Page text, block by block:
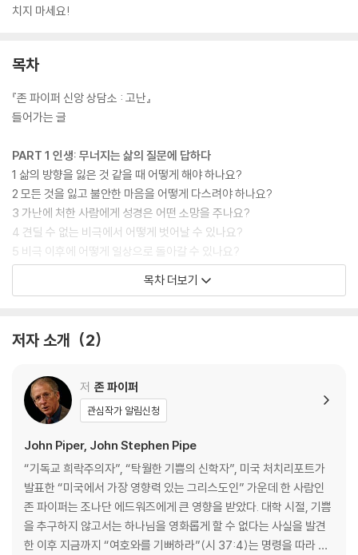
치지 마세요!
목차
『존 파이퍼 신앙 상담소 : 고난』
들어가는 글
PART 1 인생: 무너지는 삶의 질문에 답하다
1 삶의 방향을 잃은 것 같을 때 어떻게 해야 하나요?
2 모든 것을 잃고 불안한 마음을 어떻게 다스려야 하나요?
3 가난에 처한 사람에게 성경은 어떤 소망을 주나요?
4 견딜 수 없는 비극에서 어떻게 벗어날 수 있나요?
5 비극 이후에 어떻게 일상으로 돌아갈 수 있나요?
6 고난 속 하나님이 저를 실망시키실 때 어떡해야 하나요?
7 쓴 뿌리를 어떻게 뽑을 수 있나요?
10 공공의 비극을 어떻게 이해해야 하나요?
PART 2 질병: 약해지는 몸과 마음의 질문에 답하다
11 질병이 어떻게 하나님의 사랑인가요?
12 하나님은 정말 우리의 모든 질병을 고치시나요?
13 만성적인 통증이 어떻게 하나님께 영광이 되나요?
14 하나님이 치유를 거절하실 때 어떻게 해야 하나요?
15 삶이 얼마 남지 않았는데 소망을 어떻게 품나요?
16 태어난 날이 저주스럽다고 한다면, 하나님을 모욕하는 건가요?
17 주의력 결핍 장애는 죄인가요?
18 제가 우울증에 걸린 걸까요?
목차 더보기
저자 소개 2
저 존 파이퍼
관심작가 알림신청
John Piper, John Stephen Pipe
“기독교 희락주의자”, “탁월한 기쁨의 신학자”, 미국 처치리포트가
발표한 “미국에서 가장 영향력 있는 그리스도인” 가운데 한 사람인
존 파이퍼는 조나단 에드워즈에게 큰 영향을 받았다. 대학 시절, 기쁨
을 추구하지 않고서는 하나님을 영화롭게 할 수 없다는 사실을 발견
한 이후 지금까지 “여호와를 기뻐하라”(시 37:4)는 명령을 따라 하